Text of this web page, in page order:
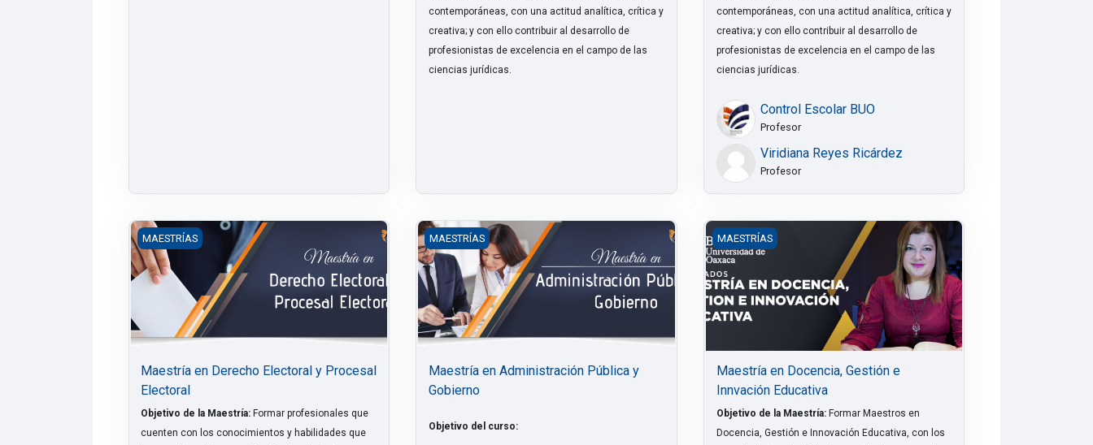
contemporáneas, con una actitud analítica, crítica y
creativa; y con ello contribuir al desarrollo de
profesionistas de excelencia en el campo de las
ciencias jurídicas.
contemporáneas, con una actitud analítica, crítica y
creativa; y con ello contribuir al desarrollo de
profesionistas de excelencia en el campo de las
ciencias jurídicas.
Control Escolar BUO
Profesor
Viridiana Reyes Ricárdez
Profesor
Maestría en Derecho Electoral y Procesal Electoral
MAESTRÍAS
Maestría en Derecho Electoral y Procesal
Electoral
Objetivo de la Maestría: Formar profesionales que
cuenten con los conocimientos y habilidades que
Maestría en Administración Pública y Gobierno
MAESTRÍAS
Maestría en Administración Pública y
Gobierno
Objetivo del curso:
Maestría en Docencia, Gestión e Innvación Educativa
MAESTRÍAS
Maestría en Docencia, Gestión e
Innvación Educativa
Objetivo de la Maestría: Formar Maestros en
Docencia, Gestión e Innovación Educativa, con los